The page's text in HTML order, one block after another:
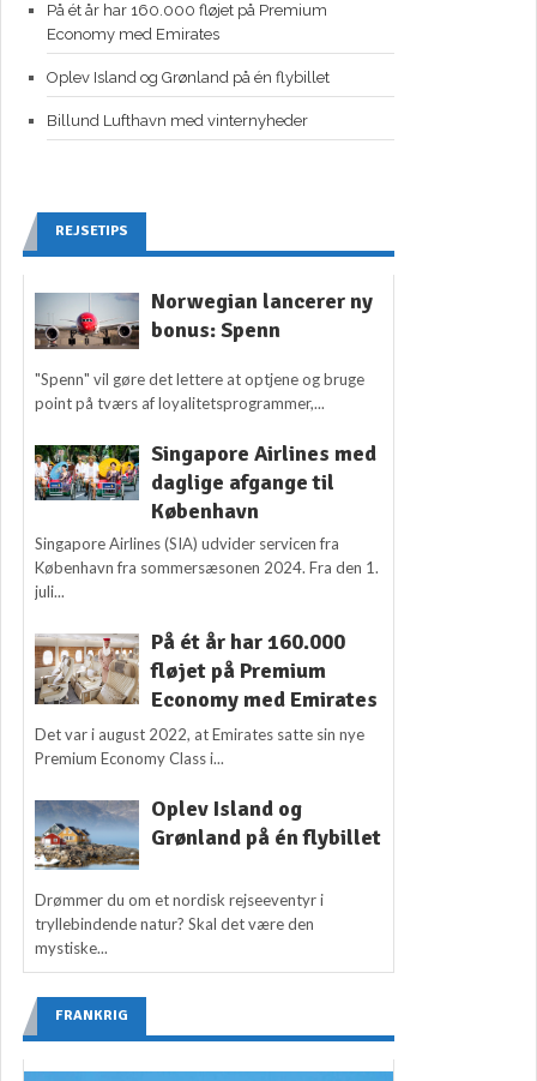
På ét år har 160.000 fløjet på Premium
Economy med Emirates
Oplev Island og Grønland på én flybillet
Billund Lufthavn med vinternyheder
REJSETIPS
Norwegian lancerer ny
bonus: Spenn
"Spenn" vil gøre det lettere at optjene og bruge
point på tværs af loyalitetsprogrammer,...
Singapore Airlines med
daglige afgange til
København
Singapore Airlines (SIA) udvider servicen fra
København fra sommersæsonen 2024. Fra den 1.
juli...
På ét år har 160.000
fløjet på Premium
Economy med Emirates
Det var i august 2022, at Emirates satte sin nye
Premium Economy Class i...
Oplev Island og
Grønland på én flybillet
Drømmer du om et nordisk rejseeventyr i
tryllebindende natur? Skal det være den
mystiske...
FRANKRIG